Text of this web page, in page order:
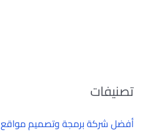
تصنيفات
أفضل شركة برمجة وتصميم مواقع